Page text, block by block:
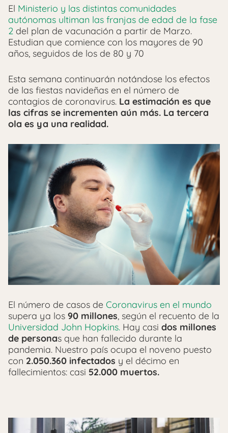
El Ministerio y las distintas comunidades
autónomas ultiman las franjas de edad de la fase
2 del plan de vacunación a partir de Marzo.
Estudian que comience con los mayores de 90
años, seguidos de los de 80 y 70
Esta semana continuarán notándose los efectos
de las fiestas navideñas en el número de
contagios de coronavirus. La estimación es que
las cifras se incrementen aún más. La tercera
ola es ya una realidad.
El número de casos de Coronavirus en el mundo
supera ya los 90 millones, según el recuento de la
Universidad John Hopkins. Hay casi dos millones
de personas que han fallecido durante la
pandemia. Nuestro país ocupa el noveno puesto
con 2.050.360 infectados y el décimo en
fallecimientos: casi 52.000 muertos.